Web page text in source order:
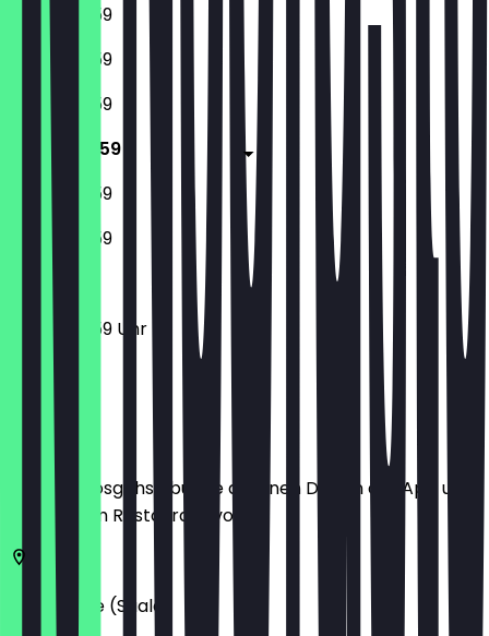
17:00 - 23:59
17:00 - 23:59
17:00 - 23:59
17:00 - 23:59
17:00 - 23:59
17:00 - 23:59
17:00 - 23:59 Uhr
Bevor du losgehst, buche dir einen Deal in der App und
zeige ihn im Restaurant vor.
06108
Halle (Saale)